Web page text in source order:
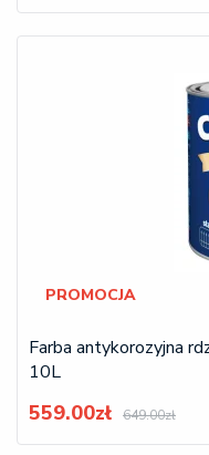
PROMOCJA
Farba antykorozyjna
10L
559.00zł 649.00zł